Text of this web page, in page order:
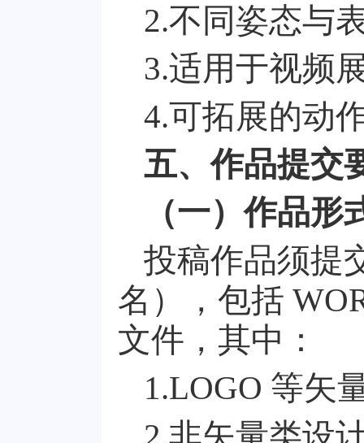
2.不同姿态与
3.适用于视频
4.可拓展的动
五、作品提交
（一）作品
投稿作品须提
名），包括
文件，其中：
1.LOGO 等矢
2.非矢量类设